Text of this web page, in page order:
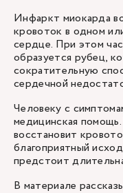
Инфаркт миокарда
кровоток в одном
сердце. При этом
образуется рубец,
сократительную
сердечной
Человеку с
медицинская
восстановит
благоприятный
предстоит
В материале